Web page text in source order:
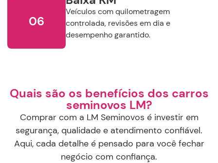
06
Veículos com quilometragem
controlada, revisões em dia e
desempenho garantido.
Quais são os benefícios dos carros
seminovos LM?
Comprar com a LM Seminovos é investir em
segurança, qualidade e atendimento confiável.
Aqui, cada detalhe é pensado para você fechar
negócio com confiança.